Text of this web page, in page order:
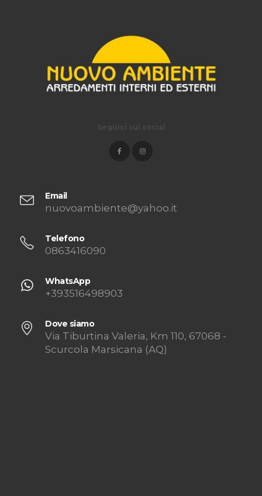
Email
Telefono
WhatsApp
Dove siamo
Via Tiburtina Valeria, Km 110, 67068 -